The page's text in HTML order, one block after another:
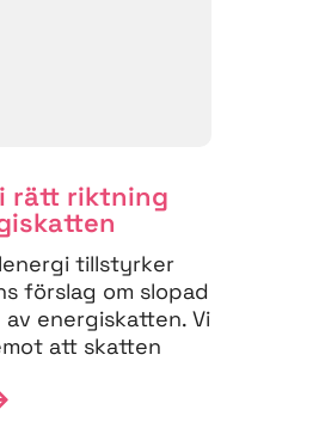
rätt riktning
tillstyrker
förslag om slopad
energiskatten. Vi
att skatten